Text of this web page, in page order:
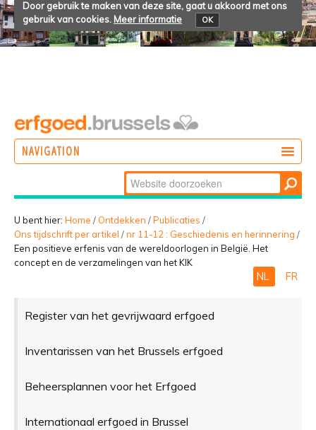
Door gebruik te maken van deze site, gaat u akkoord met ons
gebruik van cookies. Meer informatie OK
NAVIGATION
BELEVEN
Zoek
Geavanceerd
zoeken...
U bent hier: Home / Ontdekken /Publicaties /
Ons tijdschrift per artikel /nr 11-12 : Geschiedenis en herinnering /
Een positieve erfenis van de wereldoorlogen in België. Het
concept en de verzamelingen van het KIK
NL FR
Register van het gevrijwaard erfgoed
Inventarissen van het Brussels erfgoed
Beheersplannen voor het Erfgoed
Internationaal erfgoed in Brussel